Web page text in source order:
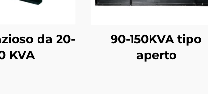
da 20-
KVA
90-150KVA tipo
aperto